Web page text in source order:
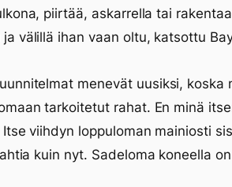
piirtää, askarrella tai
välillä ihan vaan oltu, katsottu
menevät uusiksi, koska
tarkoitetut rahat. En minä
viihdyn loppuloman mainiosti
kuin nyt. Sadeloma koneella